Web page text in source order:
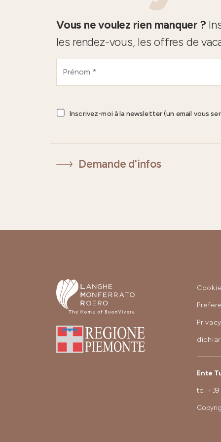
Vous ne voulez rien manquer ?
les rendez-vous, les offres de
Inscrivez-moi à la newsletter (un email vous
Demande d'infos
Privacy
Ente
tel.